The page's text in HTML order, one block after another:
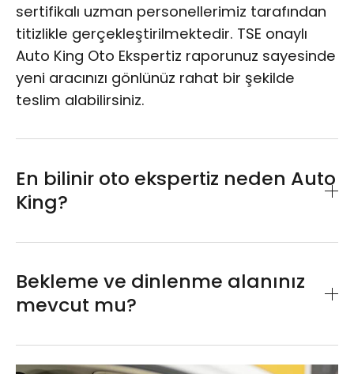
sertifikalı uzman personellerimiz tarafından
titizlikle gerçekleştirilmektedir. TSE onaylı
Auto King Oto Ekspertiz raporunuz sayesinde
yeni aracınızı gönlünüz rahat bir şekilde
teslim alabilirsiniz.
En bilinir oto ekspertiz neden Auto
King?
yapılan incelemelerde en bilinir ekspertiz
merkezi seçilen Auto King, araba almak veya
ekspertiz hizmetinde güvenilir, tarafsız ve
TSE belgeli oto ekspertiz raporları
Bekleme ve dinlenme alanınız
mevcut mu?